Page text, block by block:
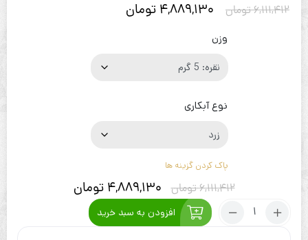
6,111,412تومان 4,889,130 تومان
وزن
نوع آبکاری
پاک کردن گزینه ها
6,111,412تومان 4,889,130 تومان
تعداد:
افزودن به سبد خرید